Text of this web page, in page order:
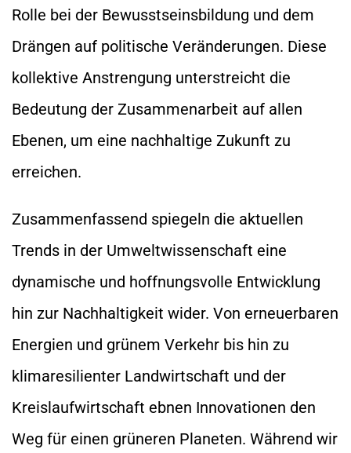
Rolle bei der Bewusstseinsbildung und dem
Drängen auf politische Veränderungen. Diese
kollektive Anstrengung unterstreicht die
Bedeutung der Zusammenarbeit auf allen
Ebenen, um eine nachhaltige Zukunft zu
erreichen.
Zusammenfassend spiegeln die aktuellen
Trends in der Umweltwissenschaft eine
dynamische und hoffnungsvolle Entwicklung
hin zur Nachhaltigkeit wider. Von erneuerbaren
Energien und grünem Verkehr bis hin zu
klimaresilienter Landwirtschaft und der
Kreislaufwirtschaft ebnen Innovationen den
Weg für einen grüneren Planeten. Während wir